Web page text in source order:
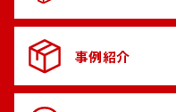
事例紹介